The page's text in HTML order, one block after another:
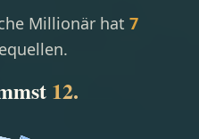
Millionär hat 7
12.